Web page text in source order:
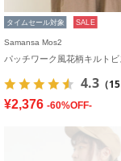
タイムセール対象 SALE
Samansa Mos2
パッチワーク風花柄キルトビ
4.3 （15
¥2,376 -60%OFF-